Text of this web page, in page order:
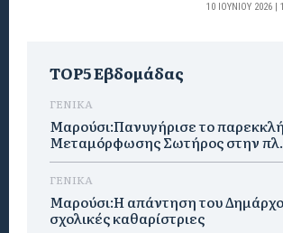
10 ΙΟΥΝΊΟΥ 2026 |
TOP5 Εβδομάδας
ΓΕΝΙΚΑ
Μαρούσι:Πανυγήρισε το
Μεταμόρφωσης Σωτήρος στην
ΓΕΝΙΚΑ
Μαρούσι:Η απάντηση του
σχολικές καθαρίστριες